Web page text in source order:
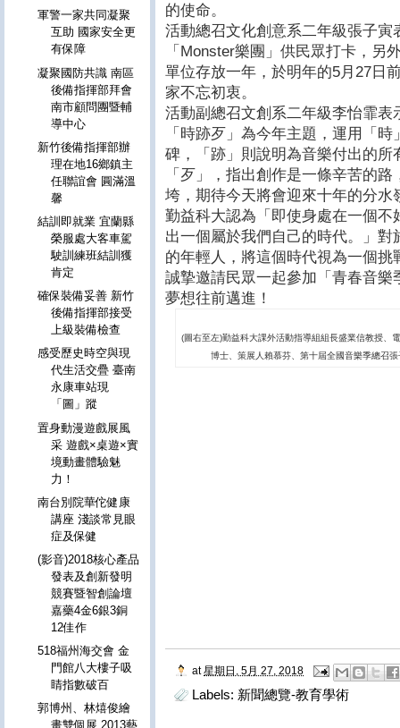
的使命。
活動總召文化創意系二年級張子寅
「Monster樂團」供民眾打卡，另
單位存放一年，於明年的5月27日
家不忘初衷。
活動副總召文創系二年級李怡霏
「時跡歹」為今年主題，運用「
碑，「跡」則說明為音樂付出的
「歹」，指出創作是一條辛苦的
垮，期待今天將會迎來十年的分
勤益科大認為「即使身處在一個
出一個屬於我們自己的時代。」
的年輕人，將這個時代視為一個
誠摯邀請民眾一起參加「青春音
夢想往前邁進！
(圖右至左)勤益科大課外活動指導組組長盛業信教授、
博士、策展人賴慕芬、第十屆全國音樂季總召
at星期日, 5月 27, 2018
Labels: 新聞總覽-教育學術
軍警一家共同凝聚
互助 國家安全更
有保障
凝聚國防共識 南區
後備指揮部拜會
南市顧問團暨輔
導中心
新竹後備指揮部辦
理在地16鄉鎮主
任聯誼會 圓滿溫
馨
結訓即就業 宜蘭縣
榮服處大客車駕
駛訓練班結訓獲
肯定
確保裝備妥善 新竹
後備指揮部接受
上級裝備檢查
感受歷史時空與現
代生活交疊 臺南
永康車站現
「圖」蹤
置身動漫遊戲展風
采 遊戲×桌遊×實
境動畫體驗魅
力！
南台別院華佗健康
講座 淺談常見眼
症及保健
(影音)2018核心產品
發表及創新發明
競賽暨智創論壇
嘉藥4金6銀3銅
12佳作
518福州海交會 金
門館八大樓子吸
睛指數破百
郭博州、林熺俊繪
畫雙個展 2013藝